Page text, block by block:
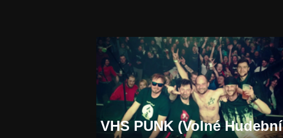
VHS PUNK (Volné Hudební